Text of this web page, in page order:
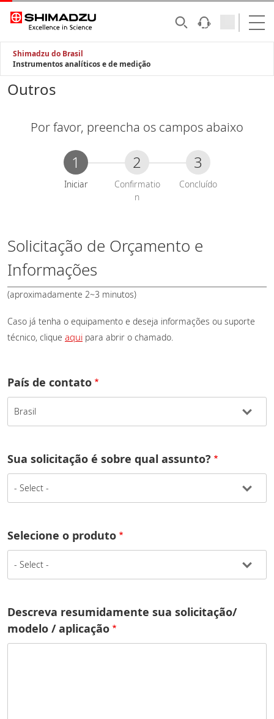
Shimadzu do Brasil
Instrumentos analíticos e de medição
Outros
Por favor, preencha os campos abaixo
1
A
:
Iniciar
2
Confirmatio
n
3
Concluído
Solicitação de Orçamento e
Informações
(aproximadamente 2~3 minutos)
Caso já tenha o equipamento e deseja informações ou suporte
técnico, clique aqui para abrir o chamado.
País de contato
Sua solicitação é sobre qual assunto?
Selecione o produto
Descreva resumidamente sua solicitação/
modelo / aplicação